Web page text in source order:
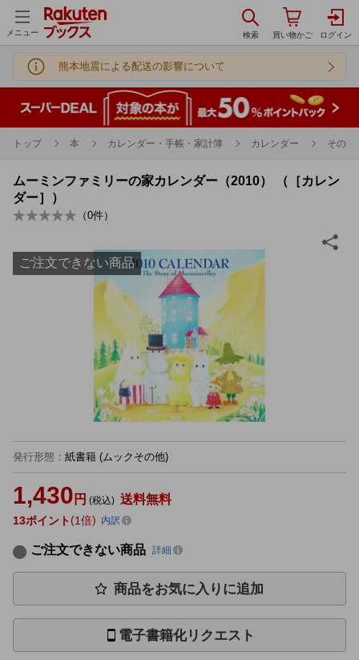
メニュー
熊本地震による配送の影響について
トップ 本 カレンダー・手帳・家計簿 カレンダー その他
ムーミンファミリーの家カレンダー（2010） （［カレン
ダー］）
（0件）
ご注文できない商品
発行形態 ： 紙書籍 (ムックその他)
1,430 円 (税込) 送料無料
13ポイント 1倍 内訳
ご注文できない商品 詳細
商品をお気に入りに追加
電子書籍化リクエスト